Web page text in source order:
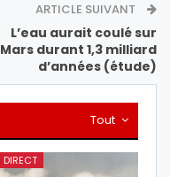
ARTICLE SUIVANT
L’eau aurait coulé sur
Mars durant 1,3 milliard
d’années (étude)
Tout
DIRECT